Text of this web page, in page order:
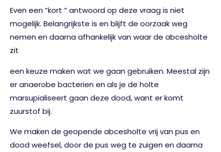
Even een “kort ” antwoord op deze vraag is niet
mogelijk. Belangrijkste is en blijft de oorzaak weg
nemen en daarna afhankelijk van waar de abcesholte
zit
een keuze maken wat we gaan gebruiken. Meestal zijn
er anaerobe bacterien en als je de holte
marsupialiseert gaan deze dood, want er komt
zuurstof bij.
We maken de geopende abcesholte vrij van pus en
dood weefsel, door de pus weg te zuigen en daarna